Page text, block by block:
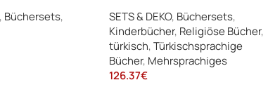
Büchersets,
(13 Kitap)
SETS & DEKO, Büchersets,
Kinderbücher, Religiöse Bücher,
türkisch, Türkischsprachige
Bücher, Mehrsprachiges
126.37€